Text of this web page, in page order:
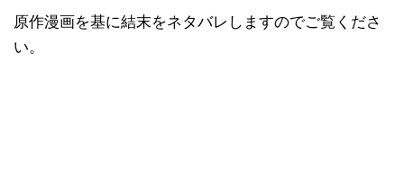
原作漫画を基に結末をネタバレしますのでご覧くださ
い。